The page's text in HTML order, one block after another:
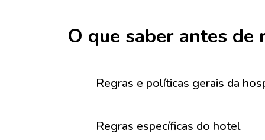
O que saber antes de
Regras e políticas gerais da
Regras específicas do hotel